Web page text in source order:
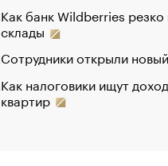
Как банк Wildberries
склады
Сотрудники открыли
Как налоговики ищут
квартир